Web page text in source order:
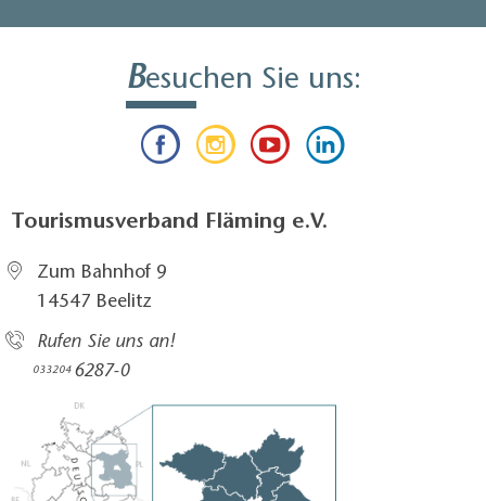
Besuchen Sie uns:
Tourismusverband Fläming e.V.
Zum Bahnhof 9
14547 Beelitz
Rufen Sie uns an!
033204 6287-0